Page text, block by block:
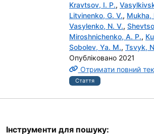
Kravtsov, I. P.,
Litvinenko, G. V., Mukha,
Vasylenko, N. V.,
Miroshnichenko, A. P.,
Sobolev, Ya. M., Tsvyk,
Опубліковано 2021
Отримати повний
Стаття
Інструменти для пошуку: